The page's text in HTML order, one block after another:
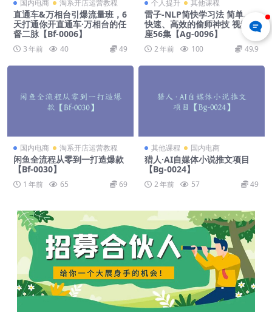
国内电商 淘系开店运营教程
直通车&万相台引爆流量班，6
天打通你开直通车·万相台的任
督二脉【Bf-0006】
3 年前 40 49
个人提升 其他课程
雷子-NLP简快学习法 简单、
快速、高效的偷师神技 视频讲
座56集【Ag-0096】
2 年前 100 49.9
国内电商 淘系开店运营教程
闲鱼全流程从零到一打造爆款
【Bf-0030】
1 年前 65 69
其他课程 国内电商
猎人·AI自媒体小说推文项目
【Bg-0024】
2 年前 57 49